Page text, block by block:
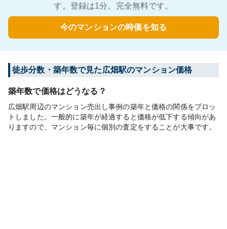
す。登録は1分。完全無料です。
今のマンションの時価を知る
徒歩分数・築年数で見た広畑駅のマンション価格
築年数で価格はどうなる？
広畑駅周辺のマンション売出し事例の築年と価格の関係をプロッ
トしました。一般的に築年が経過すると価格が低下する傾向があ
りますので、マンション毎に個別の査定をすることが大事です。